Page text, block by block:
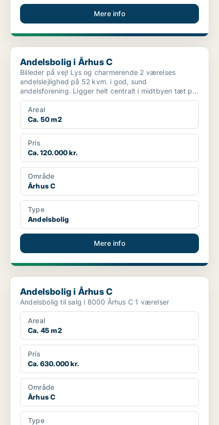
Mere info
Andelsbolig i Århus C
Andelsbolig i Århus C
Billeder på vej! Lys og charmerende 2 værelses
andelslejlighed på 52 kvm. i god, sund
andelsforening. Ligger helt centralt i midtbyen tæt på
alt. Lejl...
Areal
Ca. 50 m2
Pris
Ca. 120.000 kr.
Område
Århus C
Type
Andelsbolig
Mere info
Andelsbolig i Århus C
Andelsbolig i Århus C
Andelsbolig til salg i 8000 Århus C 1 værelser
Areal
Ca. 45 m2
Pris
Ca. 630.000 kr.
Område
Århus C
Type